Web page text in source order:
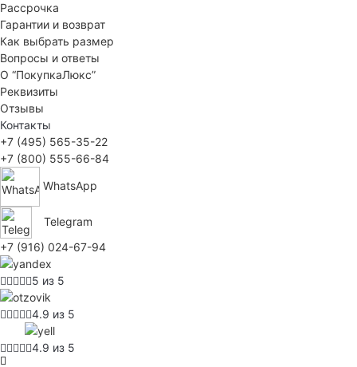
Рассрочка
Гарантии и возврат
Как выбрать размер
Вопросы и ответы
О “ПокупкаЛюкс”
Реквизиты
Отзывы
Контакты
+7 (495) 565-35-22
+7 (800) 555-66-84
WhatsApp
Telegram
+7 (916) 024-67-94
5 из 5
4.9 из 5
4.9 из 5